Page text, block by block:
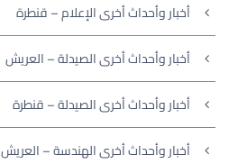
أخبار وأحداث أخرى الإعلام – قنطرة
أخبار وأحداث أخرى الصيدلة – العريش
أخبار وأحداث أخرى الصيدلة – قنطرة
أخبار وأحداث أخرى الهندسة – العريش